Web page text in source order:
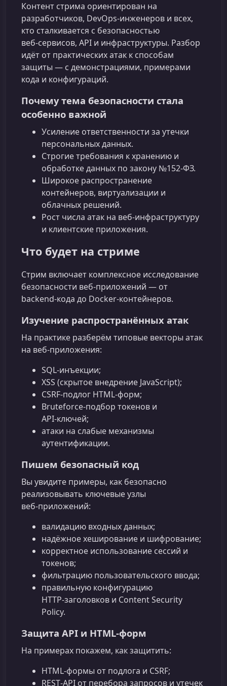
Контент стрима ориентирован на
разработчиков, DevOps‑инженеров и всех,
кто сталкивается с безопасностью
веб‑сервисов, API и инфраструктуры. Разбор
идёт от практических атак к способам
защиты — с демонстрациями, примерами
кода и конфигураций.
Почему тема безопасности стала
особенно важной
Усиление ответственности за утечки
персональных данных.
Строгие требования к хранению и
обработке данных по закону №152‑ФЗ.
Широкое распространение
контейнеров, виртуализации и
облачных решений.
Рост числа атак на веб‑инфраструктуру
и клиентские приложения.
Что будет на стриме
Стрим включает комплексное исследование
безопасности веб‑приложений — от
backend‑кода до Docker‑контейнеров.
Изучение распространённых атак
На практике разберём типовые векторы атак
на веб‑приложения:
SQL‑инъекции;
XSS (скрытое внедрение JavaScript);
CSRF‑подлог HTML‑форм;
Bruteforce‑подбор токенов и
API‑ключей;
атаки на слабые механизмы
аутентификации.
Пишем безопасный код
Вы увидите примеры, как безопасно
реализовывать ключевые узлы
веб‑приложений:
валидацию входных данных;
надёжное хеширование и шифрование;
корректное использование сессий и
токенов;
фильтрацию пользовательского ввода;
правильную конфигурацию
HTTP‑заголовков и Content Security
Policy.
Защита API и HTML‑форм
На примерах покажем, как защитить:
HTML‑формы от подлога и CSRF;
REST‑API от перебора запросов и утечек